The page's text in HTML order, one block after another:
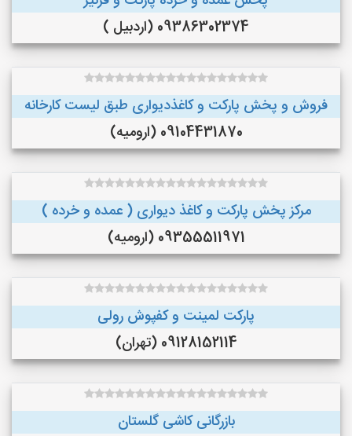
09386302374 (اردبیل )
فروش و پخش پارکت و کاغذدیواری طبق لیست کارخانه
09104431870 (ارومیه)
مرکز پخش پارکت و کاغذ دیواری ( عمده و خرده )
09355511971 (ارومیه)
پارکت لمینت و کفپوش رولی
09128152114 (تهران)
بازرگانی کاشی گلستان